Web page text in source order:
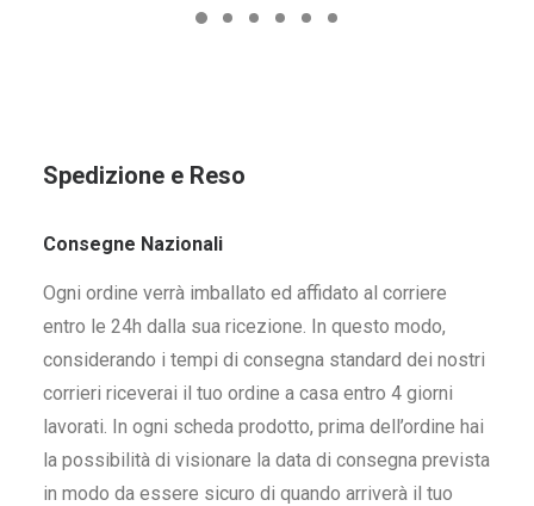
Spedizione e Reso
Consegne Nazionali
Ogni ordine verrà imballato ed affidato al corriere
entro le 24h dalla sua ricezione. In questo modo,
considerando i tempi di consegna standard dei nostri
corrieri riceverai il tuo ordine a casa entro 4 giorni
lavorati. In ogni scheda prodotto, prima dell’ordine hai
la possibilità di visionare la data di consegna prevista
in modo da essere sicuro di quando arriverà il tuo